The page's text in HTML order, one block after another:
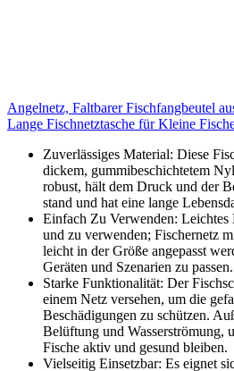
Angelnetz, Faltbarer Fischfangbeutel
Lange Fischnetztasche für Kleine
Zuverlässiges Material: Diese
dickem, gummibeschichtetem
robust, hält dem Druck und der
stand und hat eine lange
Einfach Zu Verwenden: Leichtes
und zu verwenden; Fischernetz
leicht in der Größe angepasst
Geräten und Szenarien zu passen.
Starke Funktionalität: Der
einem Netz versehen, um die
Beschädigungen zu schützen.
Belüftung und Wasserströmung,
Fische aktiv und gesund bleiben.
Vielseitig Einsetzbar: Es eignet